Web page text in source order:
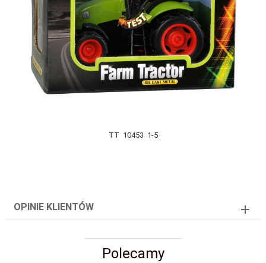
TT 10453 1-5
OPINIE KLIENTÓW
Polecamy